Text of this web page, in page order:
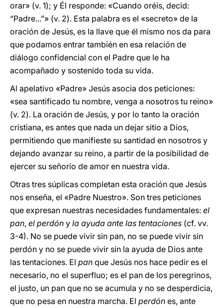
orar» (v. 1); y Él responde: «Cuando oréis, decid:
“Padre...”» (v. 2). Esta palabra es el «secreto» de la
oración de Jesús, es la llave que él mismo nos da para
que podamos entrar también en esa relación de
diálogo confidencial con el Padre que le ha
acompañado y sostenido toda su vida.
Al apelativo «Padre» Jesús asocia dos peticiones:
«sea santificado tu nombre, venga a nosotros tu reino»
(v. 2). La oración de Jesús, y por lo tanto la oración
cristiana, es antes que nada un dejar sitio a Dios,
permitiendo que manifieste su santidad en nosotros y
dejando avanzar su reino, a partir de la posibilidad de
ejercer su señorío de amor en nuestra vida.
Otras tres súplicas completan esta oración que Jesús
nos enseña, el «Padre Nuestro». Son tres peticiones
que expresan nuestras necesidades fundamentales: el
pan, el perdón y la ayuda ante las tentaciones (cf. vv.
3-4). No se puede vivir sin pan, no se puede vivir sin
perdón y no se puede vivir sin la ayuda de Dios ante
las tentaciones. El pan que Jesús nos hace pedir es el
necesario, no el superfluo; es el pan de los peregrinos,
el justo, un pan que no se acumula y no se desperdicia,
que no pesa en nuestra marcha. El perdón es, ante